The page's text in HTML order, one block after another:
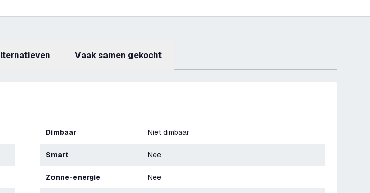
Alternatieven Vaak samen gekocht
Dimbaar Niet dimbaar
Smart Nee
Zonne-energie Nee